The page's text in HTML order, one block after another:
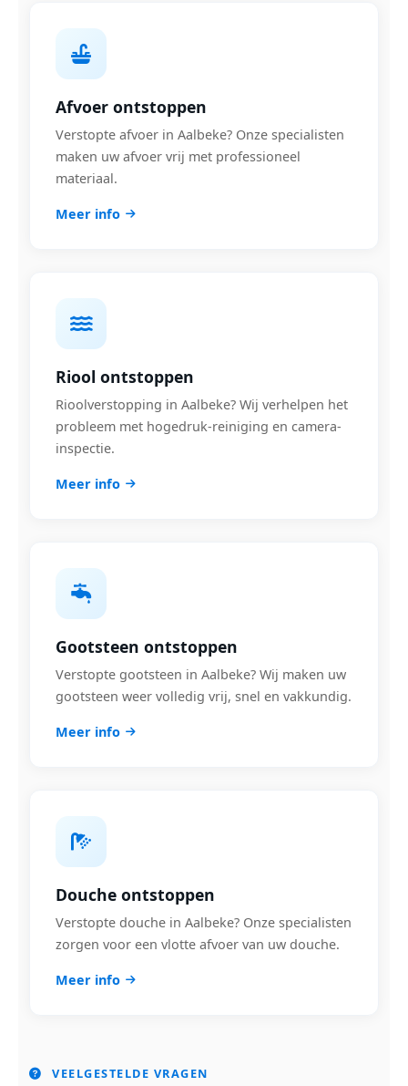
Afvoer ontstoppen
Verstopte afvoer in Aalbeke? Onze specialisten
maken uw afvoer vrij met professioneel
materiaal.
Meer info
Riool ontstoppen
Rioolverstopping in Aalbeke? Wij verhelpen het
probleem met hogedruk-reiniging en camera-
inspectie.
Meer info
Gootsteen ontstoppen
Verstopte gootsteen in Aalbeke? Wij maken uw
gootsteen weer volledig vrij, snel en vakkundig.
Meer info
Douche ontstoppen
Verstopte douche in Aalbeke? Onze specialisten
zorgen voor een vlotte afvoer van uw douche.
Meer info
VEELGESTELDE VRAGEN